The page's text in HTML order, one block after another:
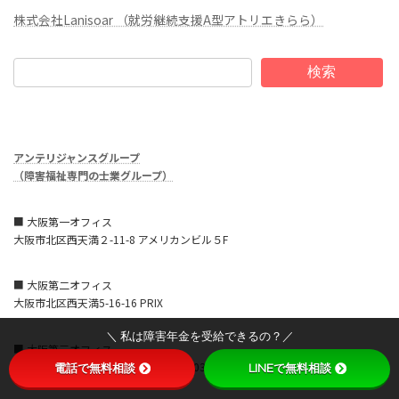
株式会社Lanisoar （就労継続支援A型アトリエきらら）
検索
アンテリジャンスグループ
（障害福祉専門の士業グループ）
■ 大阪第一オフィス
大阪市北区西天満２-11-8 アメリカンビル５F
■ 大阪第二オフィス
大阪市北区西天満5-16-16 PRIX
■ 大阪第三オフィス
大阪市北区西天満4-7-1 北ビル1号館503
＼ 私は障害年金を受給できるの？／
電話で無料相談 LINEで無料相談